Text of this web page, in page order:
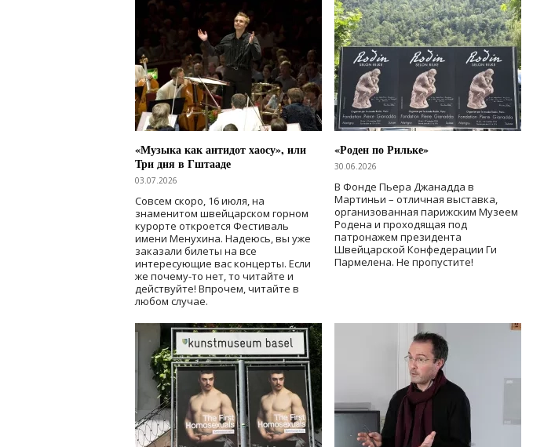
«Музыка как антидот хаосу», или
Три дня в Гштааде
03.07.2026
Совсем скоро, 16 июля, на
знаменитом швейцарском горном
курорте откроется Фестиваль
имени Менухина. Надеюсь, вы уже
заказали билеты на все
интересующие вас концерты. Если
же почему-то нет, то читайте и
действуйте! Впрочем, читайте в
любом случае.
«Роден по Рильке»
30.06.2026
В Фонде Пьера Джанадда в
Мартиньи – отличная выставка,
организованная парижским Музеем
Родена и проходящая под
патронажем президента
Швейцарской Конфедерации Ги
Пармелена. Не пропустите!